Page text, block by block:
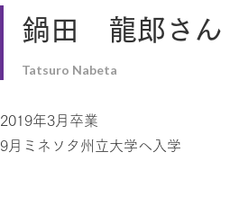
鍋田 龍郎さん
Tatsuro Nabeta
2019年3月卒業
9月ミネソタ州立大学へ入学